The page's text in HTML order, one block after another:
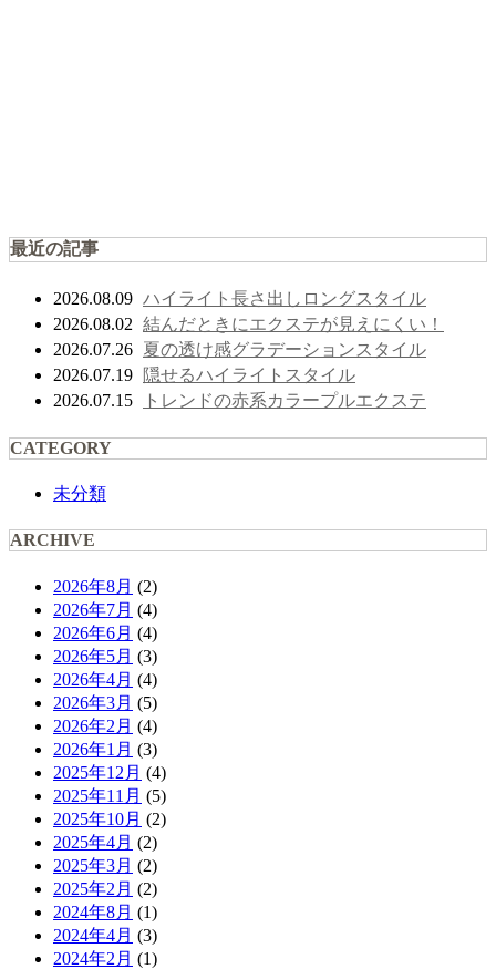
最近の記事
2026.08.09 ハイライト長さ出しロングスタイル
2026.08.02 結んだときにエクステが見えにくい！
2026.07.26 夏の透け感グラデーションスタイル
2026.07.19 隠せるハイライトスタイル
2026.07.15 トレンドの赤系カラープルエクステ
CATEGORY
未分類
ARCHIVE
2026年8月 (2)
2026年7月 (4)
2026年6月 (4)
2026年5月 (3)
2026年4月 (4)
2026年3月 (5)
2026年2月 (4)
2026年1月 (3)
2025年12月 (4)
2025年11月 (5)
2025年10月 (2)
2025年4月 (2)
2025年3月 (2)
2025年2月 (2)
2024年8月 (1)
2024年4月 (3)
2024年2月 (1)